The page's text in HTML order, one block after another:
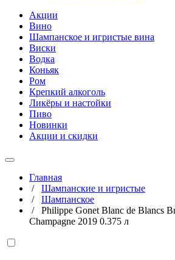
Акции
Вино
Шампанское и игристые вина
Виски
Водка
Коньяк
Ром
Крепкий алкоголь
Ликёры и настойки
Пиво
Новинки
Акции и скидки
Главная
/ Шампанские и игристые
/ Шампанское
/ Philippe Gonet Blanc de Blancs
Champagne 2019 0.375 л